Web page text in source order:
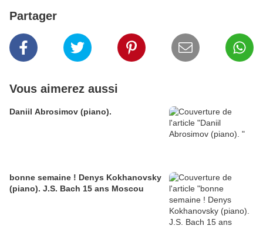
Partager
Vous aimerez aussi
Daniil Abrosimov (piano).
bonne semaine ! Denys Kokhanovsky
(piano). J.S. Bach 15 ans Moscou